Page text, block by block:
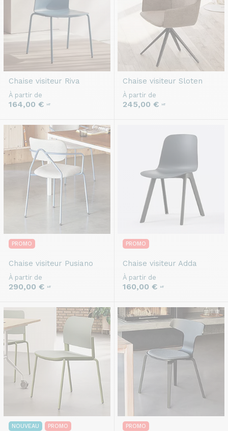
Chaise visiteur Riva
À partir de
164,00 € HT
Chaise visiteur Sloten
À partir de
245,00 € HT
PROMO
Chaise visiteur Pusiano
À partir de
290,00 € HT
PROMO
Chaise visiteur Adda
À partir de
160,00 € HT
NOUVEAU PROMO PROMO